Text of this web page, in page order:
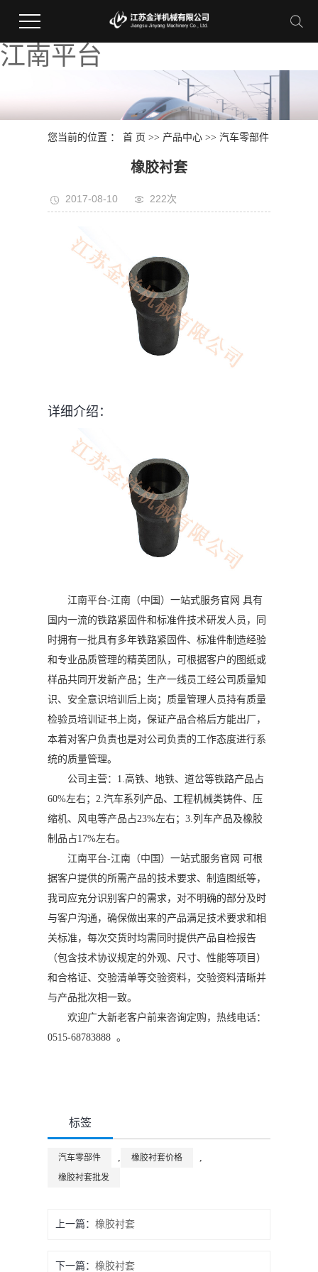
江南平台
您当前的位置 ：首 页 >> 产品中心 >>汽车零部件
橡胶衬套
2017-08-10 222次
详细介绍：
江南平台-江南（中国）一站式服务官网 具有
国内一流的铁路紧固件和标准件技术研发人员，同
时拥有一批具有多年铁路紧固件、标准件制造经验
和专业品质管理的精英团队，可根据客户的图纸或
样品共同开发新产品；生产一线员工经公司质量知
识、安全意识培训后上岗；质量管理人员持有质量
检验员培训证书上岗，保证产品合格后方能出厂，
本着对客户负责也是对公司负责的工作态度进行系
统的质量管理。
公司主营：1.高铁、地铁、道岔等铁路产品占
60%左右；2.汽车系列产品、工程机械类铸件、压
缩机、风电等产品占23%左右；3.列车产品及橡胶
制品占17%左右。
江南平台-江南（中国）一站式服务官网 可根
据客户提供的所需产品的技术要求、制造图纸等，
我司应充分识别客户的需求，对不明确的部分及时
与客户沟通，确保做出来的产品满足技术要求和相
关标准，每次交货时均需同时提供产品自检报告
（包含技术协议规定的外观、尺寸、性能等项目）
和合格证、交验清单等交验资料，交验资料清晰并
与产品批次相一致。
欢迎广大新老客户前来咨询定购，热线电话：
0515-68783888 。
标签
汽车零部件 橡胶衬套价格
橡胶衬套批发
上一篇：橡胶衬套
下一篇：橡胶衬套